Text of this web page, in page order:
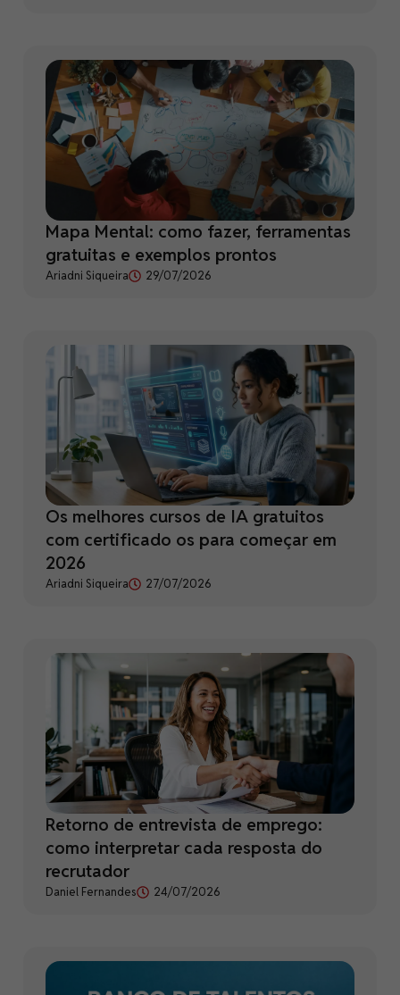
Mapa Mental: como fazer, ferramentas
gratuitas e exemplos prontos
Ariadni Siqueira 29/07/2026
Os melhores cursos de IA gratuitos
com certificado os para começar em
2026
Ariadni Siqueira 27/07/2026
Retorno de entrevista de emprego:
como interpretar cada resposta do
recrutador
Daniel Fernandes 24/07/2026